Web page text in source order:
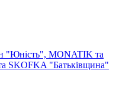
"Юність", MONATIK та
SKOFKA "Батьківщина"